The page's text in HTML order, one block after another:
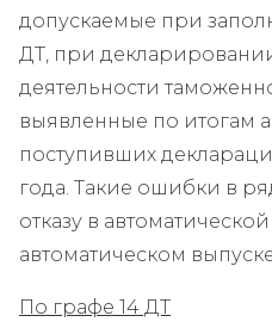
допускаемые при
ДТ, при
деятельности
выявленные по итогам
поступивших
года. Такие ошибки в
отказу в
автоматическом
По графе 14 ДТ